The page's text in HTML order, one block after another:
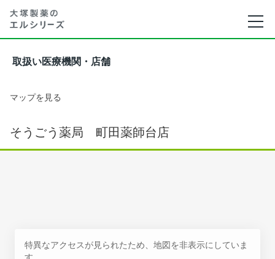
取扱い医療機関・店舗
マップを見る
そうごう薬局 町田薬師台店
特異なアクセスが見られたため、地図を非表示にしていま
す